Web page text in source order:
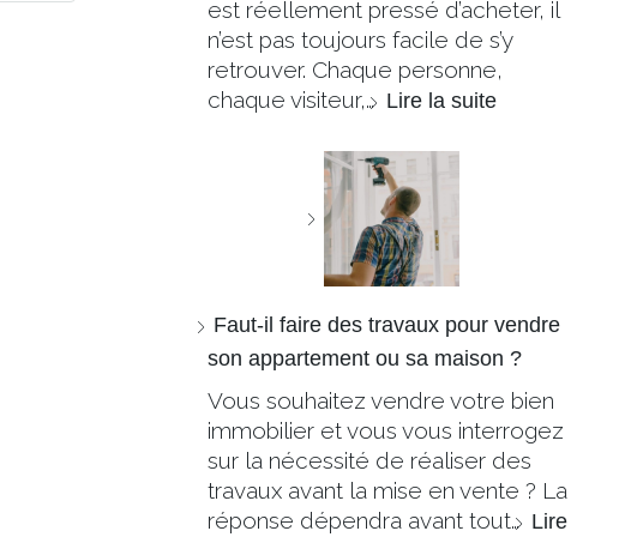
est réellement pressé d’acheter, il
n’est pas toujours facile de s’y
retrouver. Chaque personne,
chaque visiteur,… Lire la suite
Faut-il faire des travaux pour vendre
son appartement ou sa maison ?
Vous souhaitez vendre votre bien
immobilier et vous vous interrogez
sur la nécessité de réaliser des
travaux avant la mise en vente ? La
réponse dépendra avant tout… Lire